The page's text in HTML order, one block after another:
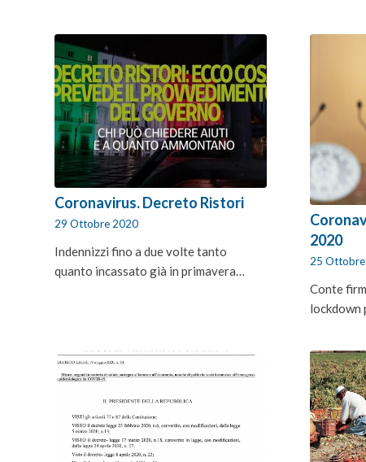
Coronavirus. Decreto Ristori
29 Ottobre 2020
Indennizzi fino a due volte tanto
quanto incassato già in primavera…
2020
25
Conte
lockdown